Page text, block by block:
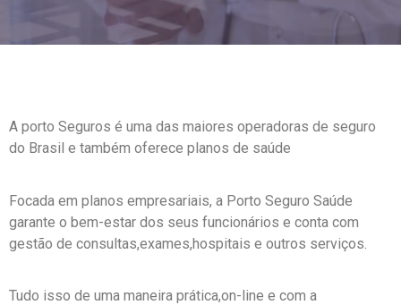
A porto Seguros é uma das maiores operadoras de seguro
do Brasil e também oferece planos de saúde
Focada em planos empresariais, a Porto Seguro Saúde
garante o bem-estar dos seus funcionários e conta com
gestão de consultas,exames,hospitais e outros serviços.
Tudo isso de uma maneira prática,on-line e com a